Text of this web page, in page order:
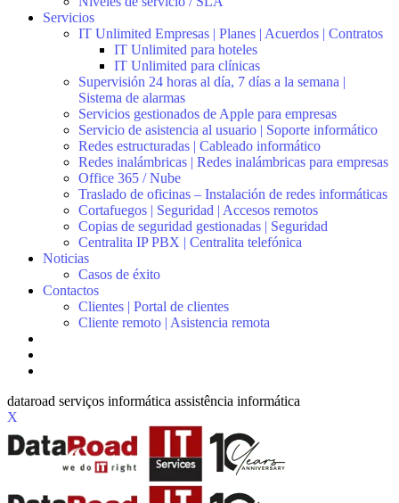
Servicios
IT Unlimited Empresas | Planes | Acuerdos | Contratos
IT Unlimited para hoteles
IT Unlimited para clínicas
Supervisión 24 horas al día, 7 días a la semana |
Sistema de alarmas
Servicios gestionados de Apple para empresas
Servicio de asistencia al usuario | Soporte informático
Redes estructuradas | Cableado informático
Redes inalámbricas | Redes inalámbricas para empresas
Office 365 / Nube
Traslado de oficinas – Instalación de redes informáticas
Cortafuegos | Seguridad | Accesos remotos
Copias de seguridad gestionadas | Seguridad
Centralita IP PBX | Centralita telefónica
Noticias
Casos de éxito
Contactos
Clientes | Portal de clientes
Cliente remoto | Asistencia remota
X